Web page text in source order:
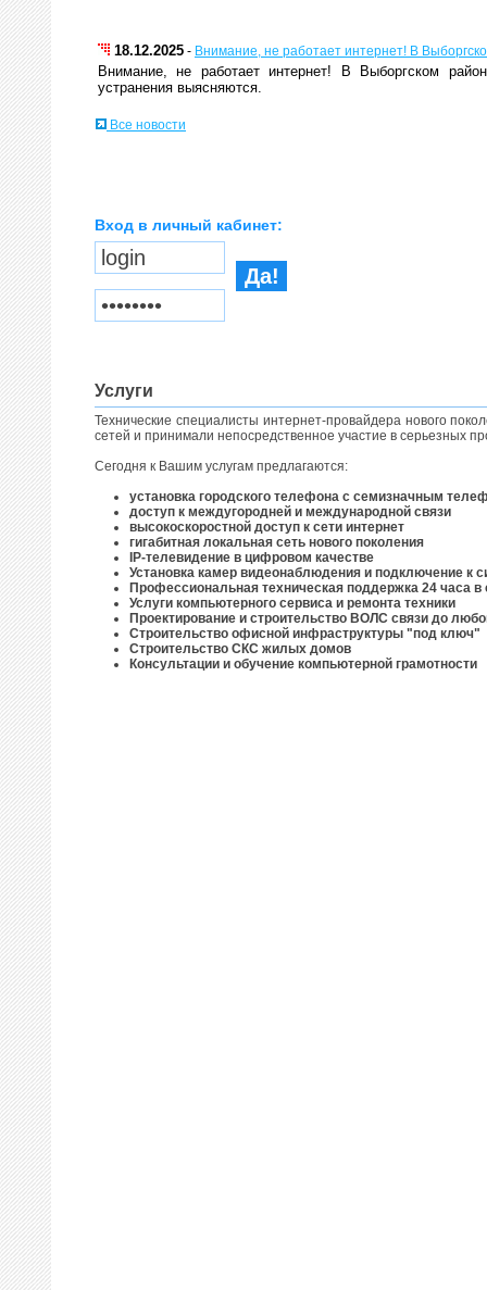
Вход в личный кабинет:
Услуги
Технические специалисты интернет-провайдера нового
сетей и принимали непосредственное участие в серьезных
Сегодня к Вашим услугам предлагаются:
установка городского телефона с семизначным
доступ к междугородней и международной связи
высокоскоростной доступ к сети интернет
гигабитная локальная сеть нового поколения
IP-телевидение в цифровом качестве
Установка камер видеонаблюдения и подключение к
Профессиональная техническая поддержка 24 часа
Услуги компьютерного сервиса и ремонта техники
Проектирование и строительство ВОЛС связи до
Строительство офисной инфраструктуры "под ключ"
Строительство СКС жилых домов
Консультации и обучение компьютерной грамотности